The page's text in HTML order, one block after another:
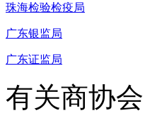
珠海检验检疫局
广东银监局
广东证监局
有关商协会